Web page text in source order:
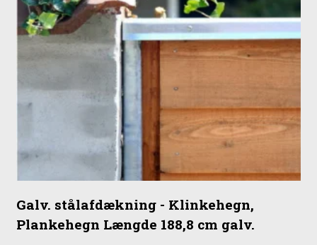
Galv. stålafdækning - Klinkehegn,
Plankehegn Længde 188,8 cm galv.